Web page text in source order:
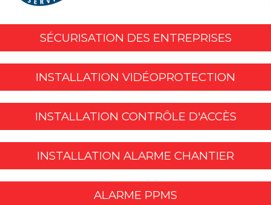
SÉCURISATION DES ENTREPRISES
INSTALLATION VIDÉOPROTECTION
INSTALLATION CONTRÔLE D'ACCÈS
INSTALLATION ALARME CHANTIER
ALARME PPMS